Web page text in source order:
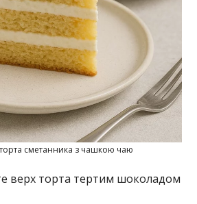
сметанника з чашкою чаю
верх торта тертим шоколадом